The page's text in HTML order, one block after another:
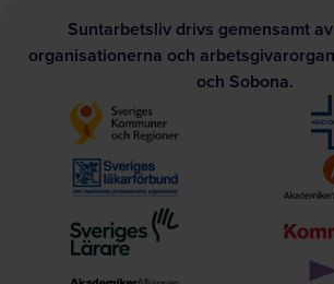
Suntarbetsliv drivs gemensamt
organisationerna och
och Sobona.